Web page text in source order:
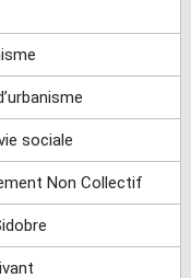
sociale
Non Collectif